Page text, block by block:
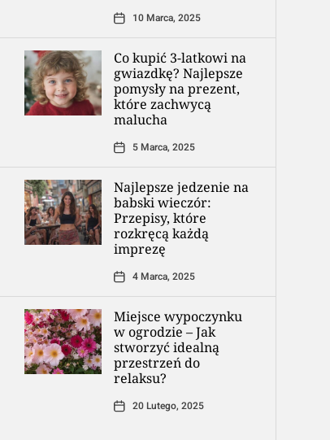
10 Marca, 2025
Co kupić 3-latkowi na
gwiazdkę? Najlepsze
pomysły na prezent,
które zachwycą
malucha
5 Marca, 2025
Najlepsze jedzenie na
babski wieczór:
Przepisy, które
rozkręcą każdą
imprezę
4 Marca, 2025
Miejsce wypoczynku
w ogrodzie – Jak
stworzyć idealną
przestrzeń do
relaksu?
20 Lutego, 2025